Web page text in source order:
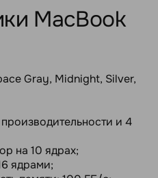
MacBook
Gray, Midnight, Silver,
и 4
на 10 ядрах;
ядрами;